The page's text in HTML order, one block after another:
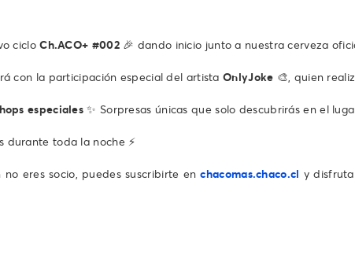
cicloCh.ACO+ #002🎉 dando inicio junto a nuestra cerveza
con la participación especial del artistaOnlyJoke 🎨, quien
especiales ✨ Sorpresas únicas que solo descubrirás en el
durante toda la noche ⚡️
no eres socio, puedes suscribirte enchacomas.chaco.cl y